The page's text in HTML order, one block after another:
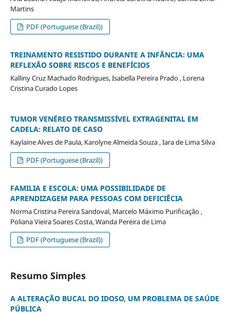
Martins
PDF (Portuguese (Brazil))
TREINAMENTO RESISTIDO DURANTE A INFÂNCIA: UMA
REFLEXÃO SOBRE RISCOS E BENEFÍCIOS
Kalliny Cruz Machado Rodrigues, Isabella Pereira Prado , Lorena
Cristina Curado Lopes
TUMOR VENÉREO TRANSMISSÍVEL EXTRAGENITAL EM
CADELA: RELATO DE CASO
Kaylaine Alves de Paula, Karolyne Almeida Souza , Iara de Lima Silva
PDF (Portuguese (Brazil))
FAMILIA E ESCOLA: UMA POSSIBILIDADE DE
APRENDIZAGEM PARA PESSOAS COM DEFICIÊCIA
Norma Cristina Pereira Sandoval, Marcelo Máximo Purificação ,
Poliana Vieira Soares Costa, Wanda Pereira de Lima
PDF (Portuguese (Brazil))
Resumo Simples
A ALTERAÇÃO BUCAL DO IDOSO, UM PROBLEMA DE SAÚDE
PÚBLICA